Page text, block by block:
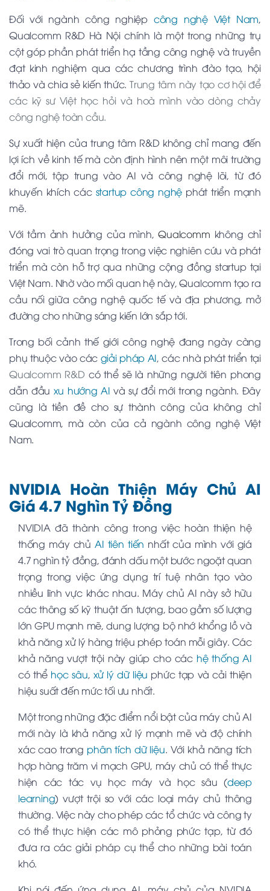
Đối với ngành công nghiệp công nghệ Việt Nam,
Qualcomm R&D Hà Nội chính là một trong những trụ
cột góp phần phát triển hạ tầng công nghệ và truyền
đạt kinh nghiệm qua các chương trình đào tạo, hội
thảo và chia sẻ kiến thức. Trung tâm này tạo cơ hội để
các kỹ sư Việt học hỏi và hoà mình vào dòng chảy
công nghệ toàn cầu.
Sự xuất hiện của trung tâm R&D không chỉ mang đến
lợi ích về kinh tế mà còn định hình nên một môi trường
đổi mới, tập trung vào AI và công nghệ lõi, từ đó
khuyến khích các startup công nghệ phát triển mạnh
mẽ.
Với tầm ảnh hưởng của mình,Qualcomm không chỉ
đóng vai trò quan trọng trong việc nghiên cứu và phát
triển mà còn hỗ trợ qua những cộng đồng startup tại
Việt Nam. Nhờ vào mối quan hệ này, Qualcomm tạo ra
cầu nối giữa công nghệ quốc tế và địa phương, mở
đường cho những sáng kiến lớn sắp tới.
Trong bối cảnh thế giới công nghệ đang ngày càng
phụ thuộc vào các giải pháp AI, các nhà phát triển tại
Qualcomm R&D có thể sẽ là những người tiên phong
dẫn đầu xu hướng AI và sự đổi mới trong ngành. Đây
cũng là tiền đề cho sự thành công của không chỉ
Qualcomm, mà còn của cả ngành công nghệ Việt
Nam.
NVIDIA Hoàn Thiện Máy Chủ AI
Giá 4.7 Nghìn Tỷ Đồng
NVIDIA đã thành công trong việc hoàn thiện hệ
thống máy chủ AI tiên tiến nhất của mình với giá
4.7 nghìn tỷ đồng, đánh dấu một bước ngoặt quan
trọng trong việc ứng dụng trí tuệ nhân tạo vào
nhiều lĩnh vực khác nhau. Máy chủ AI này sở hữu
các thông số kỹ thuật ấn tượng, bao gồm số lượng
lớn GPU mạnh mẽ, dung lượng bộ nhớ khổng lồ và
khả năng xử lý hàng triệu phép toán mỗi giây. Các
khả năng vượt trội này giúp cho các hệ thống AI
có thể học sâu, xử lý dữ liệu phức tạp và cải thiện
hiệu suất đến mức tối ưu nhất.
Một trong những đặc điểm nổi bật của máy chủ AI
mới này là khả năng xử lý mạnh mẽ và độ chính
xác cao trong phân tích dữ liệu. Với khả năng tích
hợp hàng trăm vi mạch GPU, máy chủ có thể thực
hiện các tác vụ học máy và học sâu (deep
learning) vượt trội so với các loại máy chủ thông
thường. Việc này cho phép các tổ chức và công ty
có thể thực hiện các mô phỏng phức tạp, từ đó
đưa ra các giải pháp cụ thể cho những bài toán
khó.